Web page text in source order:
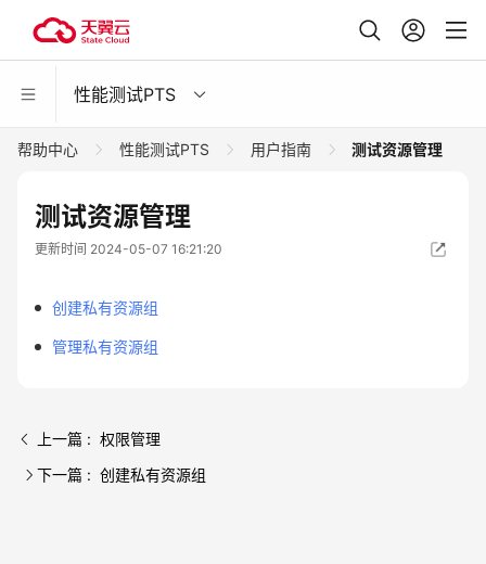
性能测试PTS
帮助中心 性能测试PTS 用户指南 测试资源管理
测试资源管理
更新时间 2024-05-07 16:21:20
创建私有资源组
管理私有资源组
上一篇 : 权限管理
下一篇 : 创建私有资源组